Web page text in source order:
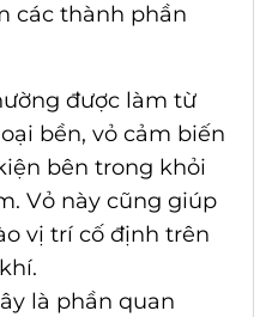
các thành phần
được làm từ
bền, vỏ cảm biến
bên trong khỏi
Vỏ này cũng giúp
vị trí cố định trên
là phần quan